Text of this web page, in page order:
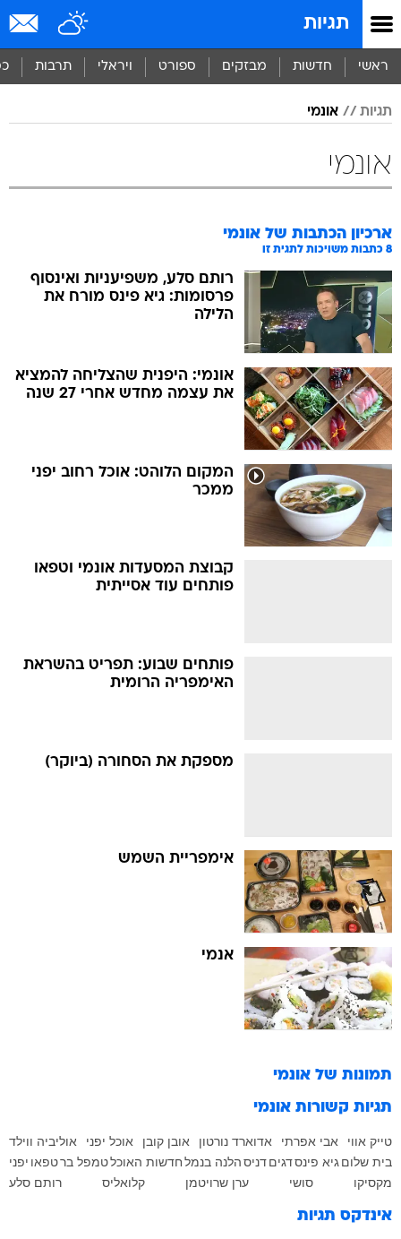
תגיות
ראשי חדשות מבזקים ספורט ויראלי תרבות
תגיות אונמי
אונמי
ארכיון הכתבות של אונמי
8 כתבות משויכות לתגית זו
רותם סלע, משפיעניות ואינסוף
פרסומות: גיא פינס מורח את
הלילה
אונמי: היפנית שהצליחה להמציא
את עצמה מחדש אחרי 27 שנה
המקום הלוהט: אוכל רחוב יפני
ממכר
קבוצת המסעדות אונמי וטפאו
פותחים עוד אסייתית
פותחים שבוע: תפריט בהשראת
האימפריה הרומית
מספקת את הסחורה (ביוקר)
אימפריית השמש
אנמי
תמונות של אונמי
תגיות קשורות אונמי
טייק אווי אבי אפרתי אדוארד נורטון אובן קובן אוכל יפני
אוליביה ווילד
בית שלוםגיא פינסדגיםדניסהלנה בנמלחדשות האוכלטמפל ברטפאו יפני
מקסיקו
סושי ערן שרויטמן קלואליס רותם סלע
אינדקס תגיות